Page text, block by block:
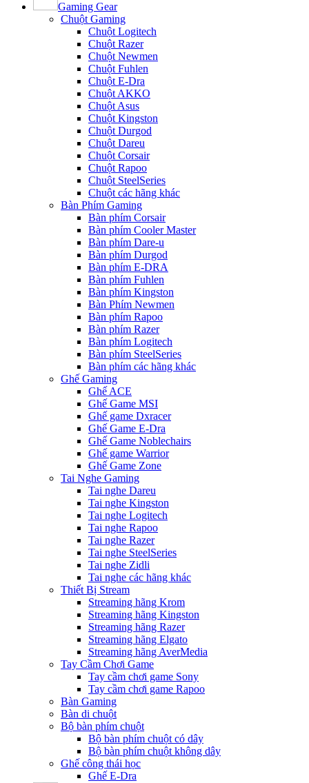
Gaming Gear
Chuột Gaming
Chuột Logitech
Chuột Razer
Chuột Newmen
Chuột Fuhlen
Chuột E-Dra
Chuột AKKO
Chuột Asus
Chuột Kingston
Chuột Durgod
Chuột Dareu
Chuột Corsair
Chuột Rapoo
Chuột SteelSeries
Chuột các hãng khác
Bàn Phím Gaming
Bàn phím Corsair
Bàn phím Cooler Master
Bàn phím Dare-u
Bàn phím Durgod
Bàn phím E-DRA
Bàn phím Fuhlen
Bàn phím Kingston
Bàn Phím Newmen
Bàn phím Rapoo
Bàn phím Razer
Bàn phím Logitech
Bàn phím SteelSeries
Bàn phím các hãng khác
Ghế Gaming
Ghế ACE
Ghế Game MSI
Ghế game Dxracer
Ghế Game E-Dra
Ghế Game Noblechairs
Ghế game Warrior
Ghế Game Zone
Tai Nghe Gaming
Tai nghe Dareu
Tai nghe Kingston
Tai nghe Logitech
Tai nghe Rapoo
Tai nghe Razer
Tai nghe SteelSeries
Tai nghe Zidli
Tai nghe các hãng khác
Thiết Bị Stream
Streaming hãng Krom
Streaming hãng Kingston
Streaming hãng Razer
Streaming hãng Elgato
Streaming hãng AverMedia
Tay Cầm Chơi Game
Tay cầm chơi game Sony
Tay cầm chơi game Rapoo
Bàn Gaming
Bàn di chuột
Bộ bàn phím chuột
Bộ bàn phím chuột có dây
Bộ bàn phím chuột không dây
Ghế công thái học
Ghế E-Dra